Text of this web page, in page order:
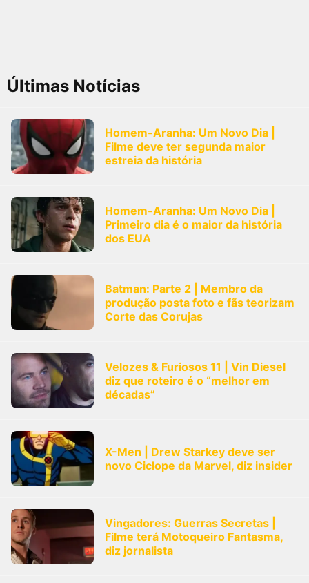
Últimas Notícias
Homem-Aranha: Um Novo Dia |
Filme deve ter segunda maior
estreia da história
Homem-Aranha: Um Novo Dia |
Primeiro dia é o maior da história
dos EUA
Batman: Parte 2 | Membro da
produção posta foto e fãs teorizam
Corte das Corujas
Velozes & Furiosos 11 | Vin Diesel
diz que roteiro é o “melhor em
décadas”
X-Men | Drew Starkey deve ser
novo Ciclope da Marvel, diz insider
Vingadores: Guerras Secretas |
Filme terá Motoqueiro Fantasma,
diz jornalista